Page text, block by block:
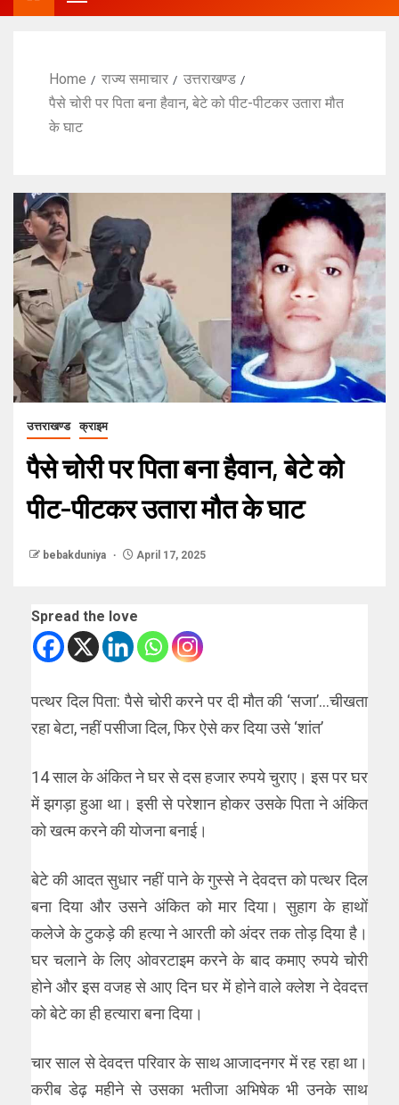
Home राज्य समाचार
उत्तराखण्ड
पैसे चोरी पर पिता बना हैवान, बेटे को पीट-पीटकर उतारा मौत
के घाट
उत्तराखण्ड क्राइम
पैसे चोरी पर पिता बना हैवान, बेटे को
पीट-पीटकर उतारा मौत के घाट
bebakduniya April 17, 2025
Spread the love
पत्थर दिल पिता: पैसे चोरी करने पर दी मौत की ‘सजा’…चीखता
रहा बेटा, नहीं पसीजा दिल, फिर ऐसे कर दिया उसे ‘शांत’
14 साल के अंकित ने घर से दस हजार रुपये चुराए। इस पर घर
में झगड़ा हुआ था। इसी से परेशान होकर उसके पिता ने अंकित
को खत्म करने की योजना बनाई।
बेटे की आदत सुधार नहीं पाने के गुस्से ने देवदत्त को पत्थर दिल
बना दिया और उसने अंकित को मार दिया। सुहाग के हाथों
कलेजे के टुकड़े की हत्या ने आरती को अंदर तक तोड़ दिया है।
घर चलाने के लिए ओवरटाइम करने के बाद कमाए रुपये चोरी
होने और इस वजह से आए दिन घर में होने वाले क्लेश ने देवदत्त
को बेटे का ही हत्यारा बना दिया।
चार साल से देवदत्त परिवार के साथ आजादनगर में रह रहा था।
करीब डेढ़ महीने से उसका भतीजा अभिषेक भी उनके साथ